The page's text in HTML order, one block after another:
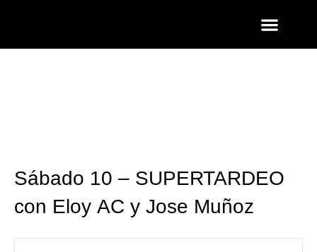
Sábado 10 – SUPERTARDEO
con Eloy AC y Jose Muñoz